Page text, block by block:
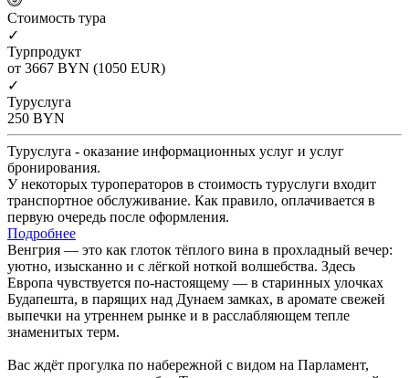
Cтоимость тура
✓
Турпродукт
от 3667 BYN (1050 EUR)
✓
Туруслуга
250 BYN
Туруслуга - оказание информационных услуг и услуг
бронирования.
У некоторых туроператоров в стоимость туруслуги входит
транспортное обслуживание. Как правило, оплачивается в
первую очередь после оформления.
Подробнее
Венгрия — это как глоток тёплого вина в прохладный вечер:
уютно, изысканно и с лёгкой ноткой волшебства. Здесь
Европа чувствуется по-настоящему — в старинных улочках
Будапешта, в парящих над Дунаем замках, в аромате свежей
выпечки на утреннем рынке и в расслабляющем тепле
знаменитых терм.
Вас ждёт прогулка по набережной с видом на Парламент,